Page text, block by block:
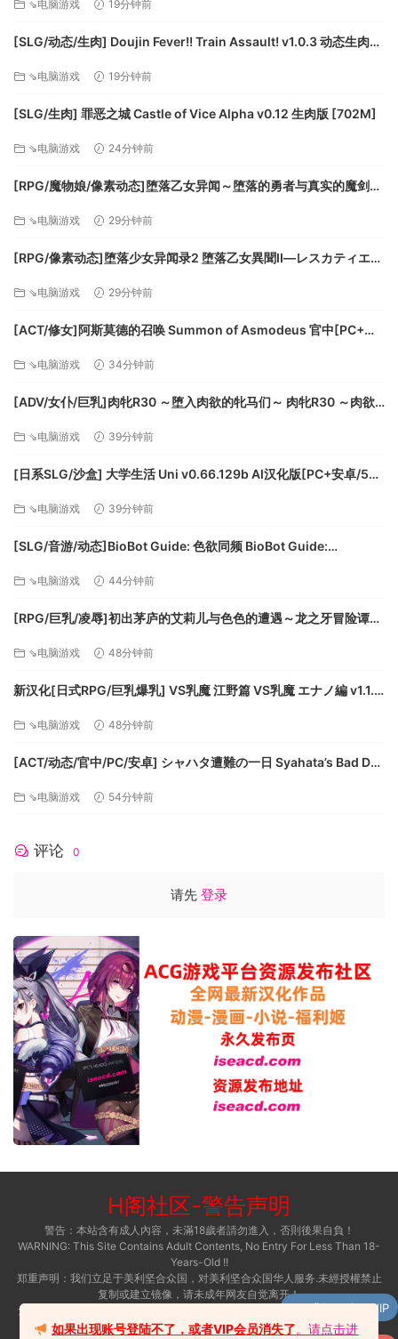
最富有的指挥官！
成为猎头
者。您不必独自面对所有这些挑战！Avorion具有合作社多人游
戏功能，因此可以与您的朋友一起组建站台并消灭海盗和敌方
派系！
操舵，另一个人负责射击武器。彼此合作以扩大您在银河系中
的影响力，并建立自己的帝国。
一个沙箱，您可以做任何想做的事！
在Avorion中，您可以选择个人的游戏风格。拖运货物，找到有
利可图的贸易路线并找到工厂。或者，也许您讨厌成为好人？
发动整个派系，空袭货轮，走私非法物品和清除旧残骸的战争
中心，它也会带来更多回报。
SteamOS + Linux
操作系统：Windows 7或更高版本
处理器：Intel i5 @ 3.0 GHz或AMD等效
显卡：Nvidia Geforce 550或同等产品（需要完全的
OpenGL 3.0支持）
注意：鼠标中键，需要鼠标滚轮。单人游戏不需要
需要64位处理器和操作系统
操作系统：Windows 7或更高版本
处理器：Intel i7 @ 3.3 GHz或AMD等效
内存：6 GB RAM
显卡：NVidia Geforce 1050 / Radeon RX 460
网络：宽带互联网连接
存储空间：需要3 GB可用空间
注意：鼠标中键，需要鼠标滚轮。单人游戏不需要
Internet连接。
⇘电脑游戏 19分钟前
[SLG/动态/生肉] Doujin Fever!! Train Assault! v1.0.3 动态生肉版
⇘电脑游戏 19分钟前
[SLG/生肉] 罪恶之城 Castle of Vice Alpha v0.12 生肉版 [702M]
⇘电脑游戏 24分钟前
[RPG/魔物娘/像素动态]堕落乙女异闻～堕落的勇者与真实的魔剑～
mtool][百度]
⇘电脑游戏 29分钟前
[RPG/像素动态]堕落少女异闻录2 堕落乙女異聞II―レスカティエ潜
⇘电脑游戏 29分钟前
[ACT/修女]阿斯莫德的召唤 Summon of Asmodeus 官中[PC+安
⇘电脑游戏 34分钟前
[ADV/女仆/巨乳]肉牝R30 ～堕入肉欲的牝马们～ 肉牝R30 ～肉欲
⇘电脑游戏 39分钟前
[日系SLG/沙盒] 大学生活 Uni v0.66.129b AI汉化版[PC+安卓/5G/
⇘电脑游戏 39分钟前
[SLG/音游/动态]BioBot Guide: 色欲同频 BioBot Guide:
⇘电脑游戏 44分钟前
[RPG/巨乳/凌辱]初出茅庐的艾莉儿与色色的遭遇～龙之牙冒险谭～
中 [PC+安卓joi[百度]
⇘电脑游戏 48分钟前
新汉化[日式RPG/巨乳爆乳] VS乳魔 江野篇 VS乳魔 エナノ編 v1.1.0
⇘电脑游戏 48分钟前
[ACT/动态/官中/PC/安卓] シャハタ遭難の一日 Syahata’s Bad Day
⇘电脑游戏 54分钟前
评论 0
请先 登录
H阁社区-警告声明
警告：本站含有成人內容，未滿18歲者請勿進入，否則後果自負！
WARNING: This Site Contains Adult Contents, No Entry For Less Than 18-
Years-Old !!
郑重声明：我们立足于美利坚合众国，对美利坚合众国华人服务.未經授權禁止
复制或建立镜像，请未成年网友自觉离开！
免责声明：网站内容收集于全世界的互联网，仅供内部会员学习交流使用。本
站无意侵犯任何国家的宪法，如果当地法令禁止进入，请自行离开！
如果出现账号登陆不了，或者VIP会员消失了。请点击进
升级了 包月VIP